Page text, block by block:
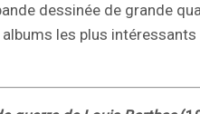
dessinée de grande
les plus intéressants